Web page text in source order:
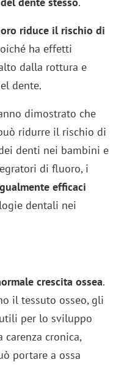
riduce il rischio di
ha effetti
dalla rottura e
dente.
dimostrato che
ridurre il rischio di
denti nei bambini e
di fluoro, i
efficaci
dentali nei
crescita ossea.
il tessuto osseo, gli
per lo sviluppo
carenza cronica,
portare a ossa